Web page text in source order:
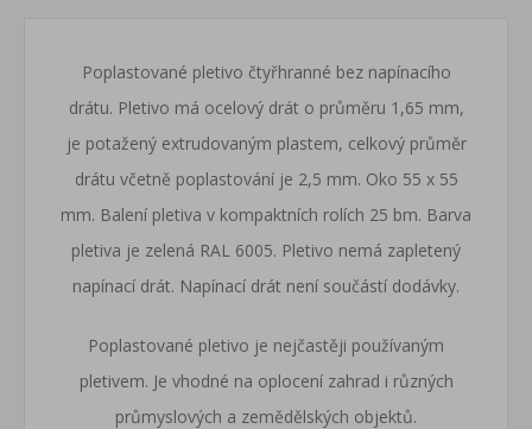
Poplastované pletivo čtyřhranné bez napínacího
drátu. Pletivo má ocelový drát o průměru 1,65 mm,
je potažený extrudovaným plastem, celkový průměr
drátu včetně poplastování je 2,5 mm. Oko 55 x 55
mm. Balení pletiva v kompaktních rolích 25 bm. Barva
pletiva je zelená RAL 6005. Pletivo nemá zapletený
napínací drát. Napínací drát není součástí dodávky.
Poplastované pletivo je nejčastěji používaným
pletivem. Je vhodné na oplocení zahrad i různých
průmyslových a zemědělských objektů.